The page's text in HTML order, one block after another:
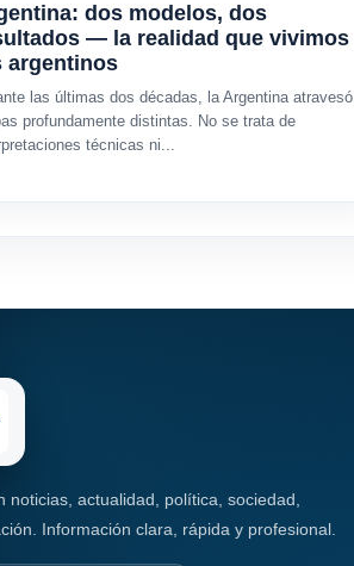
dos modelos, dos
— la realidad que vivimos
argentinos
las últimas dos décadas, la Argentina atravesó
profundamente distintas. No se trata de
técnicas ni...
noticias, actualidad, política, sociedad,
Información clara, rápida y profesional.